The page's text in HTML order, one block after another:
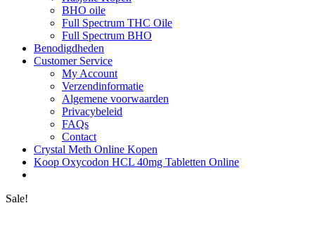
BHO oile
Full Spectrum THC Oile
Full Spectrum BHO
Benodigdheden
Customer Service
My Account
Verzendinformatie
Algemene voorwaarden
Privacybeleid
FAQs
Contact
Crystal Meth Online Kopen
Koop Oxycodon HCL 40mg Tabletten Online
Sale!